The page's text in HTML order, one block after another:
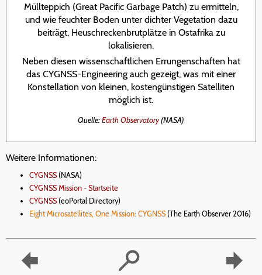
Müllteppich (Great Pacific Garbage Patch) zu ermitteln,
und wie feuchter Boden unter dichter Vegetation dazu
beiträgt, Heuschreckenbrutplätze in Ostafrika zu
lokalisieren.
Neben diesen wissenschaftlichen Errungenschaften hat
das CYGNSS-Engineering auch gezeigt, was mit einer
Konstellation von kleinen, kostengünstigen Satelliten
möglich ist.
Quelle:Earth Observatory(NASA)
Weitere Informationen:
CYGNSS (NASA)
CYGNSS Mission - Startseite
CYGNSS (eoPortal Directory)
Eight Microsatellites, One Mission: CYGNSS (The Earth Observer 2016)